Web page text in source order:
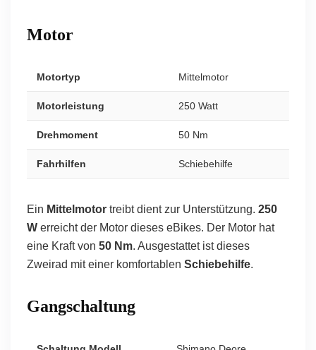
Motor
Motortyp Mittelmotor
Motorleistung 250 Watt
Drehmoment 50 Nm
Fahrhilfen Schiebehilfe
Ein Mittelmotortreibt dient zur Unterstützung. 250
Werreicht der Motor dieses eBikes. Der Motor hat
eine Kraft von 50 Nm. Ausgestattet ist dieses
Zweirad mit einer komfortablen Schiebehilfe.
Gangschaltung